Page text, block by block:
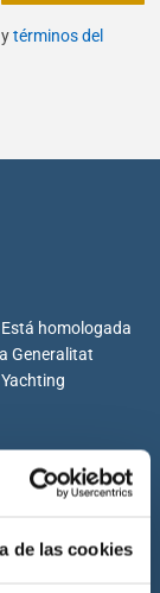
de las cookies
términos del
homologada
Generalitat